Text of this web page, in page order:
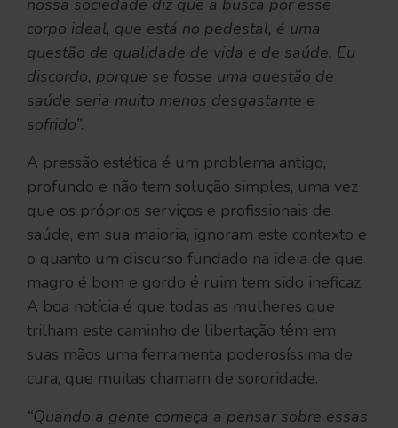
nossa sociedade diz que a busca por esse
corpo ideal, que está no pedestal, é uma
questão de qualidade de vida e de saúde. Eu
discordo, porque se fosse uma questão de
saúde seria muito menos desgastante e
sofrido”.
A pressão estética é um problema antigo,
profundo e não tem solução simples, uma vez
que os próprios serviços e profissionais de
saúde, em sua maioria, ignoram este contexto e
o quanto um discurso fundado na ideia de que
magro é bom e gordo é ruim tem sido ineficaz.
A boa notícia é que todas as mulheres que
trilham este caminho de libertação têm em
suas mãos uma ferramenta poderosíssima de
cura, que muitas chamam de sororidade.
“Quando a gente começa a pensar sobre essas